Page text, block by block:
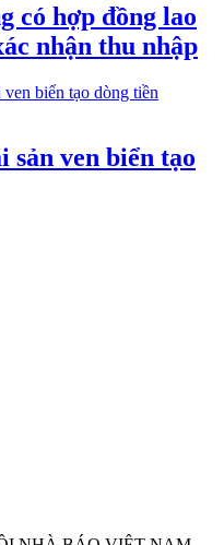
có hợp đồng lao
nhận thu nhập
sản ven biển tạo